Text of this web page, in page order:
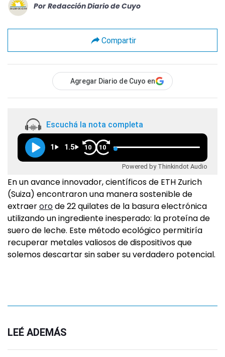
Por Redacción Diario de Cuyo
Compartir
Agregar Diario de Cuyo en
Escuchá la nota completa
1 1.5 10 10
Powered by Thinkindot Audio
En un avance innovador, científicos de ETH Zurich
(Suiza) encontraron una manera sostenible de
extraerorode 22 quilates de la basura electrónica
utilizando un ingrediente inesperado: la proteína de
suero de leche. Este método ecológico permitiría
recuperar metales valiosos de dispositivos que
solemos descartar sin saber su verdadero potencial.
LEÉ ADEMÁS